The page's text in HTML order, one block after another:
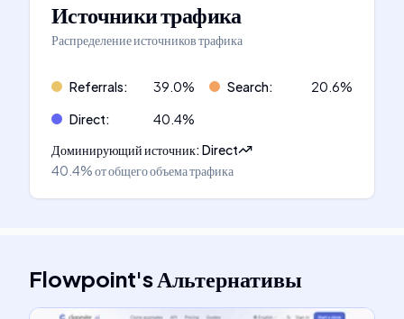
Источники трафика
Распределение источников трафика
Referrals: 39.0% Search: 20.6%
Direct: 40.4%
Доминирующий источник:Direct
40.4%от общего объема трафика
Flowpoint'sАльтернативы